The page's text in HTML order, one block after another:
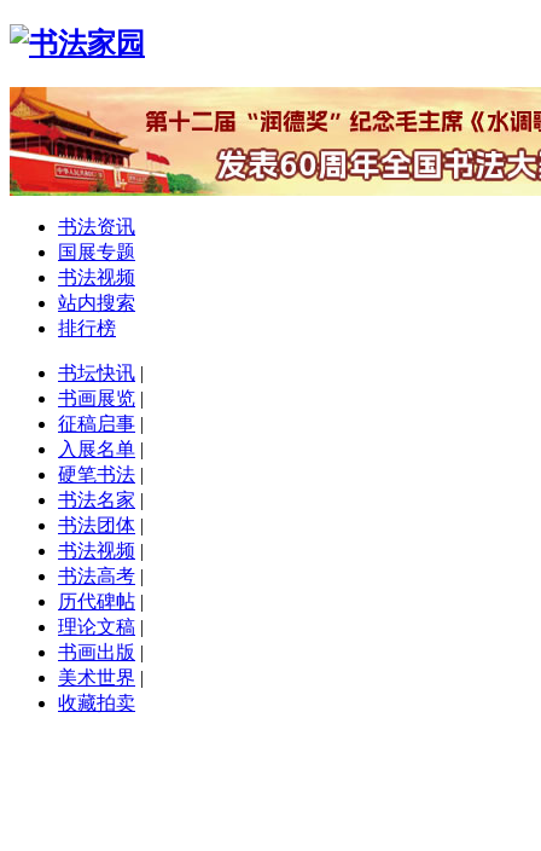
书法资讯
国展专题
书法视频
站内搜索
排行榜
书坛快讯 |
书画展览 |
征稿启事 |
入展名单 |
硬笔书法 |
书法名家 |
书法团体 |
书法视频 |
书法高考 |
历代碑帖 |
理论文稿 |
书画出版 |
美术世界 |
收藏拍卖